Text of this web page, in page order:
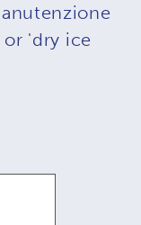
'dry ice